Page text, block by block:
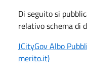
Di seguito si
relativo schema di
JCityGov Albo
merito.it)